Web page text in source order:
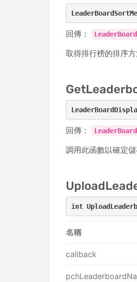
回傳：
取得排行榜的排序
回傳：
調用此函數以確定
int
名稱
callback